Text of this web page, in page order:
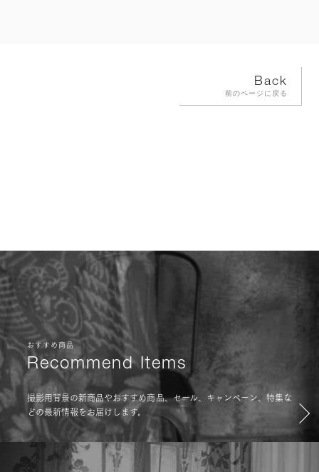
Back
前のページに戻る
おすすめ商品
Recommend Items
撮影用背景の新商品やおすすめ商品、セール、キャンペーン、特集な
どの最新情報をお届けします。